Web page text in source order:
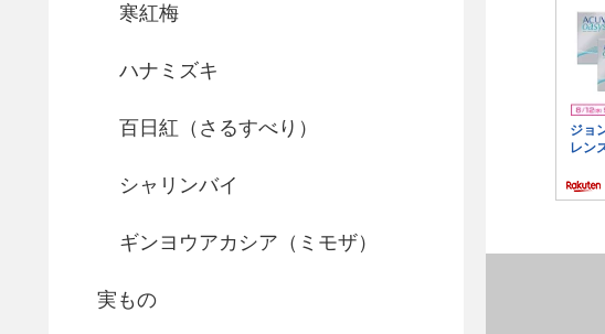
寒紅梅
ハナミズキ
百日紅（さるすべり）
シャリンバイ
ギンヨウアカシア（ミモザ）
実もの